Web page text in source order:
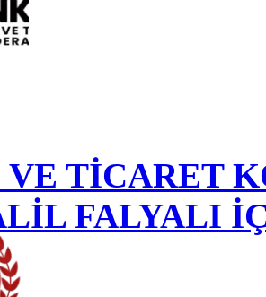
VE TİCARET
FALYALI